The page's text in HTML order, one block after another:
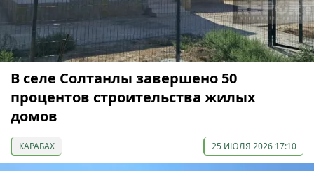
В селе Солтанлы завершено 50
процентов строительства жилых
домов
КАРАБАХ 25 ИЮЛЯ 2026 17:10